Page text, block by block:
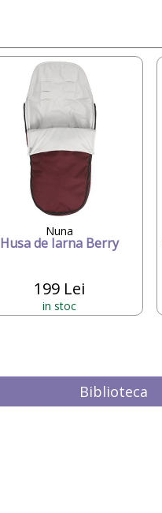
Nuna
Husa de Iarna Berry
199 Lei
in stoc
Biblioteca